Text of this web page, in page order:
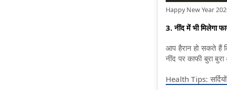
Happy New Year
3. नींद में भी मिलेगा
आप हैरान हो सकते हैं
नींद पर काफी बुरा
Health Tips: